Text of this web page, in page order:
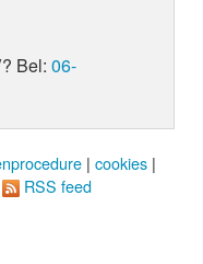
Bel:06-
| cookies |
RSS feed